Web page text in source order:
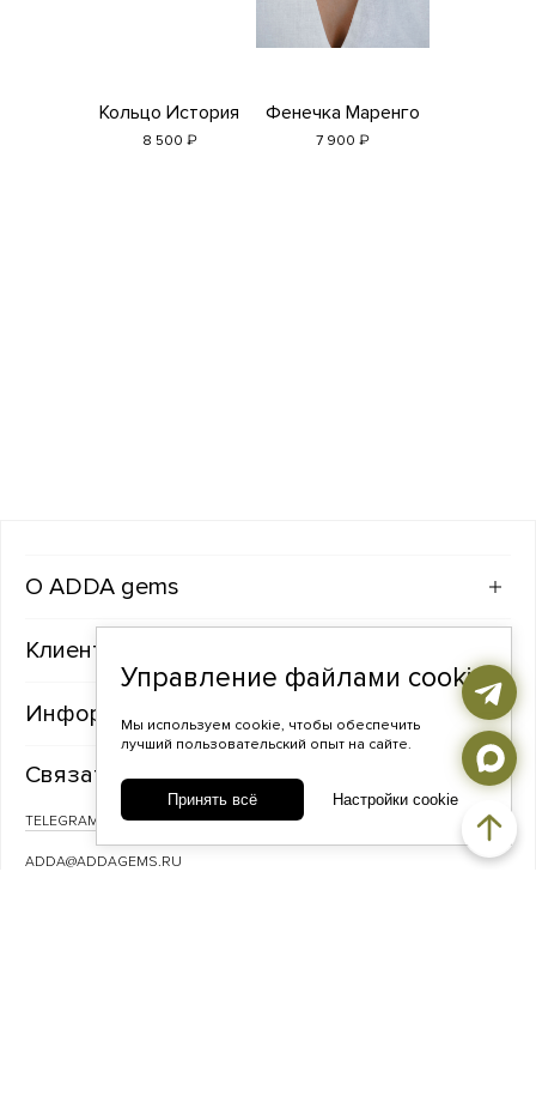
Кольцо История
8 500 ₽
Фенечка Маренго
7 900 ₽
ADDA gems
Клиентам
Информация
Связаться с нами
TELEGRAM ВКОНТАКТЕ
ADDA@ADDAGEMS.RU
Управление файлами cookie
Мы используем cookie, чтобы обеспечить
лучший пользовательский опыт на сайте.
Принять всё Настройки cookie